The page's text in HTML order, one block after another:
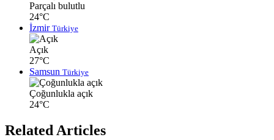
Parçalı bulutlu
24°C
İzmir Türkiye
Açık
27°C
Samsun Türkiye
Çoğunlukla açık
24°C
Related Articles